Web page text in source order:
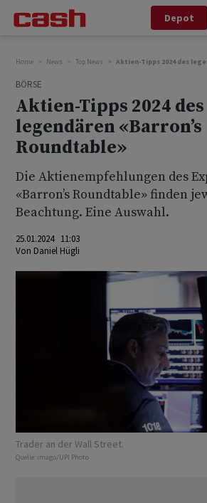
Depot
Home News Top News Aktien-Tipps 2024 des
BÖRSE
Aktien-Tipps 2024 des
legendären «Barron’s
Roundtable»
Die Aktienempfehlungen des
«Barron’s Roundtable» finden
Beachtung. Eine Auswahl.
25.01.2024 11:03
Von Daniel Hügli
Trader an der Wall Street.
Quelle: imago/UPI Photo